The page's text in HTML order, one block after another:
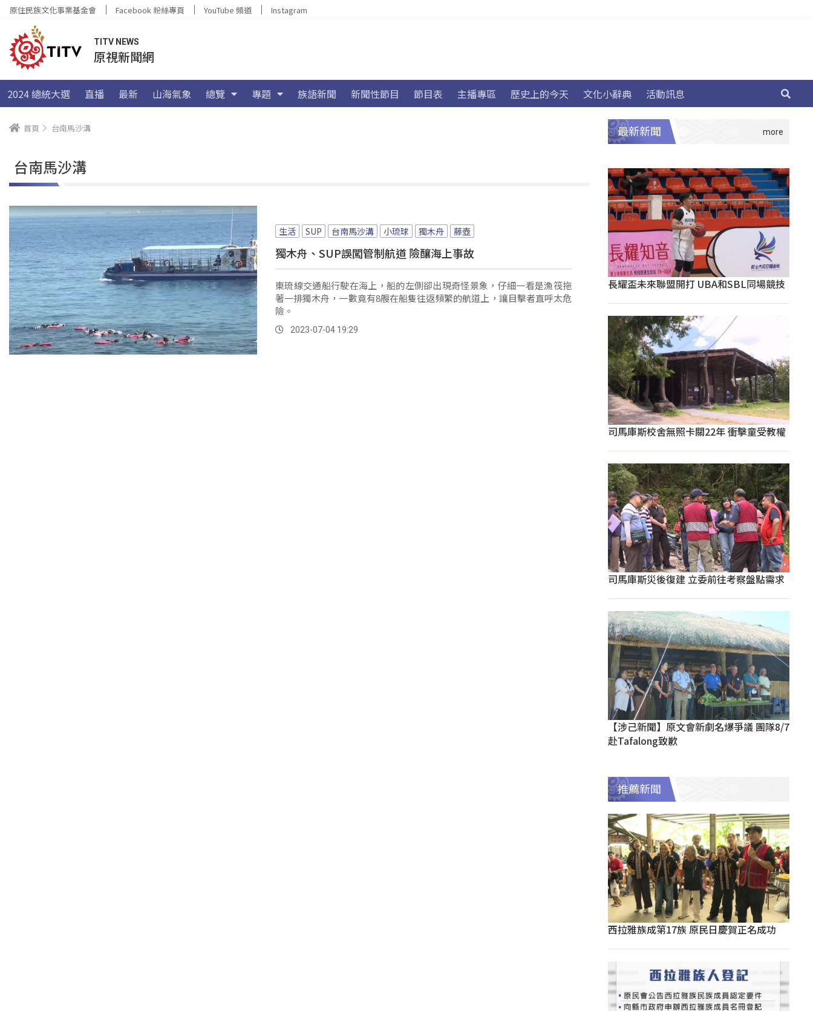
原住民族文化事業基金會 Facebook 粉絲專頁 YouTube 頻道 Instagram
TITV NEWS
原視新聞網
2024 總統大選 直播 最新 山海氣象 總覽 專題 族語新聞 新聞性節目 節目表 主播專區 歷史上的今天 文化小辭典 活動訊息
首頁 台南馬沙溝
台南馬沙溝
生活 SUP 台南馬沙溝 小琉球 獨木舟 藤壺
獨木舟、SUP誤闖管制航道 險釀海上事故
東琉線交通船行駛在海上，船的左側卻出現奇怪景象，仔細一看是漁筏拖
著一排獨木舟，一數竟有8艘在船隻往返頻繁的航道上，讓目擊者直呼太危
險。
2023-07-04 19:29
最新新聞
長耀盃未來聯盟開打 UBA和SBL同場競技
司馬庫斯校舍無照卡關22年 衝擊童受教權
司馬庫斯災後復建 立委前往考察盤點需求
【涉己新聞】原文會新劇名爆爭議 團隊8/7
赴Tafalong致歉
推薦新聞
西拉雅族成第17族 原民日慶賀正名成功